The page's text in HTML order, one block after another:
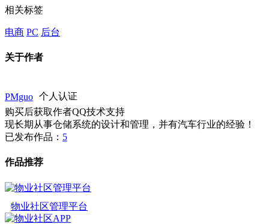
相关标签
电商 PC 后台
关于作者
PMguo
个人认证
购买后获取作者QQ技术支持
现长期从事仓储系统的设计和管理，并有汽车行业的经验！
已发布作品： 5
作品推荐
物业社区管理平台